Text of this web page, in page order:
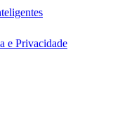
e Privacidade